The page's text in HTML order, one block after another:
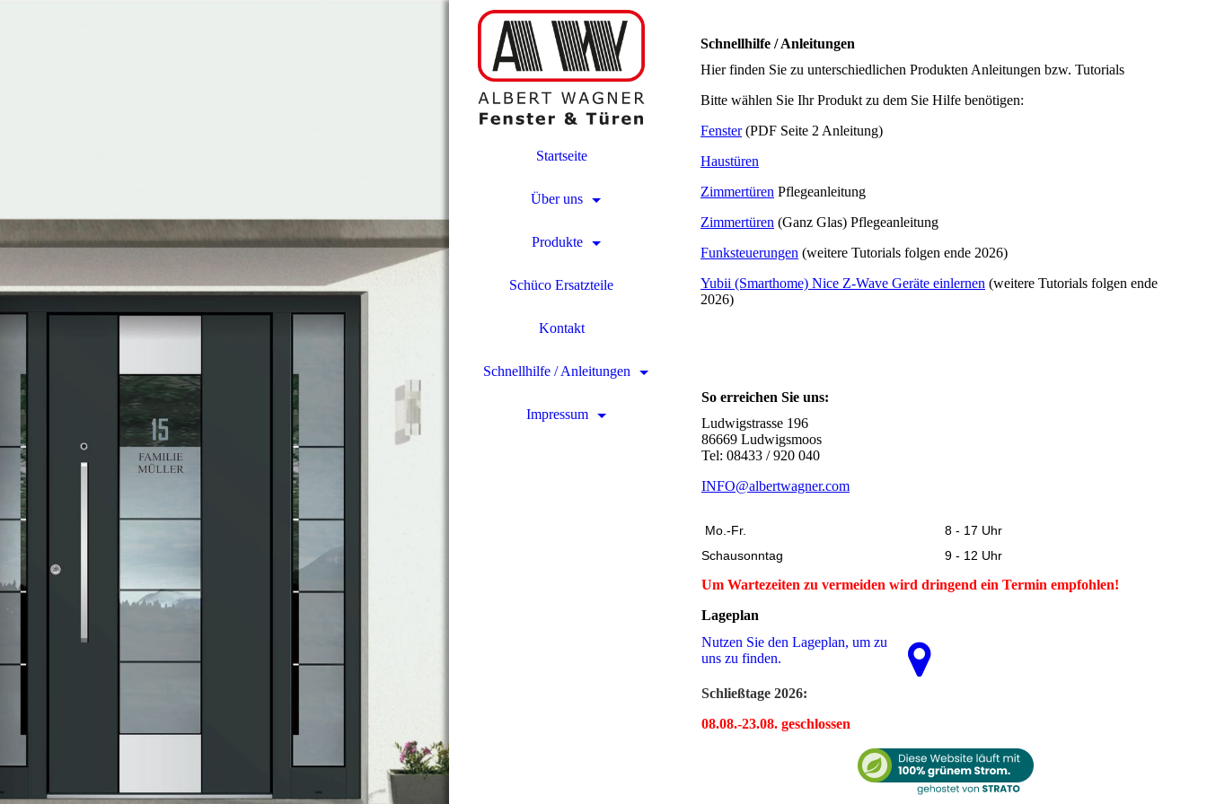
Startseite
Über uns
Produkte
Schüco Ersatzteile
Kontakt
Schnellhilfe / Anleitungen
Impressum
Schnellhilfe / Anleitungen
Hier finden Sie zu unterschiedlichen Produkten Anleitungen bzw. Tutorials
Bitte wählen Sie Ihr Produkt zu dem Sie Hilfe benötigen:
Fenster(PDF Seite 2 Anleitung)
Haustüren
Zimmertüren Pflegeanleitung
Zimmertüren (Ganz Glas) Pflegeanleitung
Funksteuerungen (weitere Tutorials folgen ende 2026)
Yubii (Smarthome) Nice Z-Wave Geräte einlernen (weitere Tutorials folgen ende
2026)
So erreichen Sie uns:
Ludwigstrasse 196
86669 Ludwigsmoos
Tel: 08433 / 920 040
INFO@albertwagner.com
Mo.-Fr.
8 - 17 Uhr
Schausonntag
9 - 12 Uhr
Um Wartezeiten zu vermeiden wird dringend ein Termin empfohlen!
Lageplan
Nutzen Sie den La­ge­plan, um zu
uns zu finden.
Schließtage 2026:
08.08.-23.08. geschlossen